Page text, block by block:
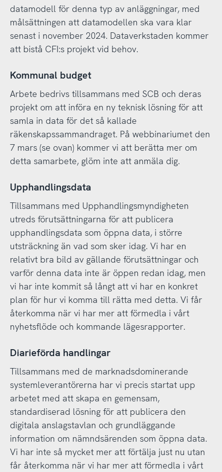
datamodell för denna typ av anläggningar, med
målsättningen att datamodellen ska vara klar
senast i november 2024. Dataverkstaden kommer
att bistå CFI:s projekt vid behov.
Kommunal budget
Arbete bedrivs tillsammans med SCB och deras
projekt om att införa en ny teknisk lösning för att
samla in data för det så kallade
räkenskapssammandraget. På webbinariumet den
7 mars (se ovan) kommer vi att berätta mer om
detta samarbete, glöm inte att anmäla dig.
Upphandlingsdata
Tillsammans med Upphandlingsmyndigheten
utreds förutsättningarna för att publicera
upphandlingsdata som öppna data, i större
utsträckning än vad som sker idag. Vi har en
relativt bra bild av gällande förutsättningar och
varför denna data inte är öppen redan idag, men
vi har inte kommit så långt att vi har en konkret
plan för hur vi komma till rätta med detta. Vi får
återkomma när vi har mer att förmedla i vårt
nyhetsflöde och kommande lägesrapporter.
Diarieförda handlingar
Tillsammans med de marknadsdominerande
systemleverantörerna har vi precis startat upp
arbetet med att skapa en gemensam,
standardiserad lösning för att publicera den
digitala anslagstavlan och grundläggande
information om nämndsärenden som öppna data.
Vi har inte så mycket mer att förtälja just nu utan
får återkomma när vi har mer att förmedla i vårt